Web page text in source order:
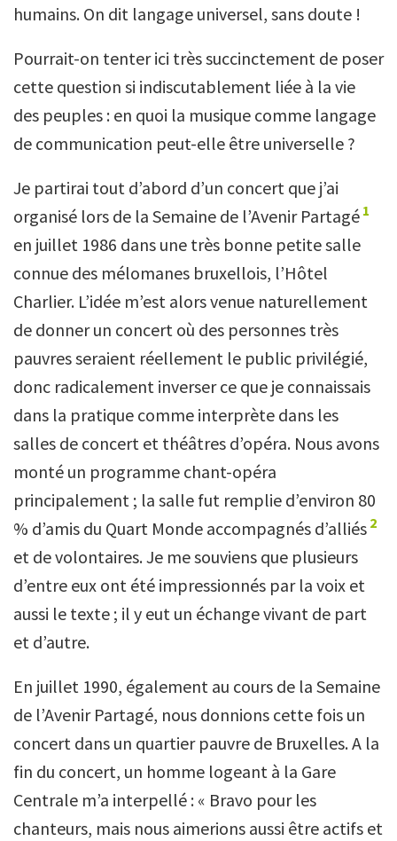
humains. On dit langage universel, sans doute !
Pourrait-on tenter ici très succinctement de poser
cette question si indiscutablement liée à la vie
des peuples : en quoi la musique comme langage
de communication peut-elle être universelle ?
Je partirai tout d’abord d’un concert que j’ai
organisé lors de la Semaine de l’Avenir Partagé 1
en juillet 1986 dans une très bonne petite salle
connue des mélomanes bruxellois, l’Hôtel
Charlier. L’idée m’est alors venue naturellement
de donner un concert où des personnes très
pauvres seraient réellement le public privilégié,
donc radicalement inverser ce que je connaissais
dans la pratique comme interprète dans les
salles de concert et théâtres d’opéra. Nous avons
monté un programme chant-opéra
principalement ; la salle fut remplie d’environ 80
% d’amis du Quart Monde accompagnés d’alliés 2
et de volontaires. Je me souviens que plusieurs
d’entre eux ont été impressionnés par la voix et
aussi le texte ; il y eut un échange vivant de part
et d’autre.
En juillet 1990, également au cours de la Semaine
de l’Avenir Partagé, nous donnions cette fois un
concert dans un quartier pauvre de Bruxelles. A la
fin du concert, un homme logeant à la Gare
Centrale m’a interpellé : « Bravo pour les
chanteurs, mais nous aimerions aussi être actifs et